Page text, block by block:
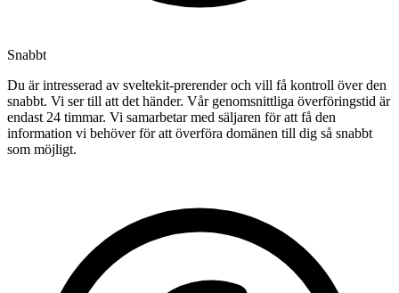
Snabbt
Du är intresserad av sveltekit-prerender och vill få kontroll över den
snabbt. Vi ser till att det händer. Vår genomsnittliga överföringstid är
endast 24 timmar. Vi samarbetar med säljaren för att få den
information vi behöver för att överföra domänen till dig så snabbt
som möjligt.